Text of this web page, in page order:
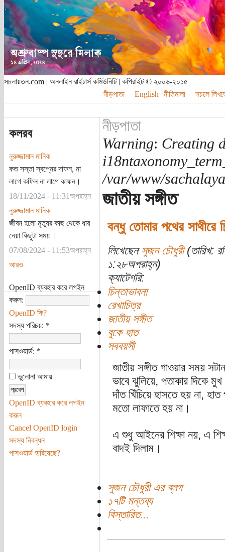
সচলায়তন.com | অনলাইন রাইটার্স কমিউনিটি | কপিরাইট © ২০০৬-২০১৫
নীড়পাতা
English নীতিমালা সচলে
কলরব
নুরুজ্জামান মানিক
কত সস্তা স্বপ্নের দাফন, না
লাগে কফিন না লাগে কাফন।
18/11/2024 - 11:31অপরাহ্ন
নুরুজ্জামান মানিক
জীবন হলো মৃত্যুর কাছ থেকে ধার
নেয়া কিছুটা সময় ।
07/08/2024 - 11:53অপরাহ্ন
আরও
OpenID ব্যবহার করে লগইন
করুন:
OpenID কি?
সদস্য পরিচয়: *
পাসওয়ার্ড: *
ভুলোনা আমায়
OpenID ব্যবহার করে লগইন
করুন
Cancel OpenID login
সদস্য নিবন্ধন
পাসওয়ার্ড হারিয়েছে?
নীড়পাতা
Warning: Creating
/var/www/
জাতীয় সঙ্গীত
বন্ধু তোমার পথের সাথীরে
লিখেছেন সুজন চৌধুরী(তারিখ:
১:২৮অপরাহ্ন)
ক্যাটেগরি:
চিন্তাভাবনা
রেখাচিত্র
জাতীয় সঙ্গীত
বুকে হাত
সববয়সী
জাতীয় সঙ্গীত গাওয়ার সময়
ভাবে ঝুলিয়ে, পতাকার দিকে
দাঁত খিঁচিয়ে হাসতে হয় না,
মতো লাফাতে হয় না।
এ শুধু আইনের শিক্ষা নয়, এ
বাদই দিলাম।
সুজন চৌধুরী এর ব্লগ
১৭টি মন্তব্য
বিস্তারিত...